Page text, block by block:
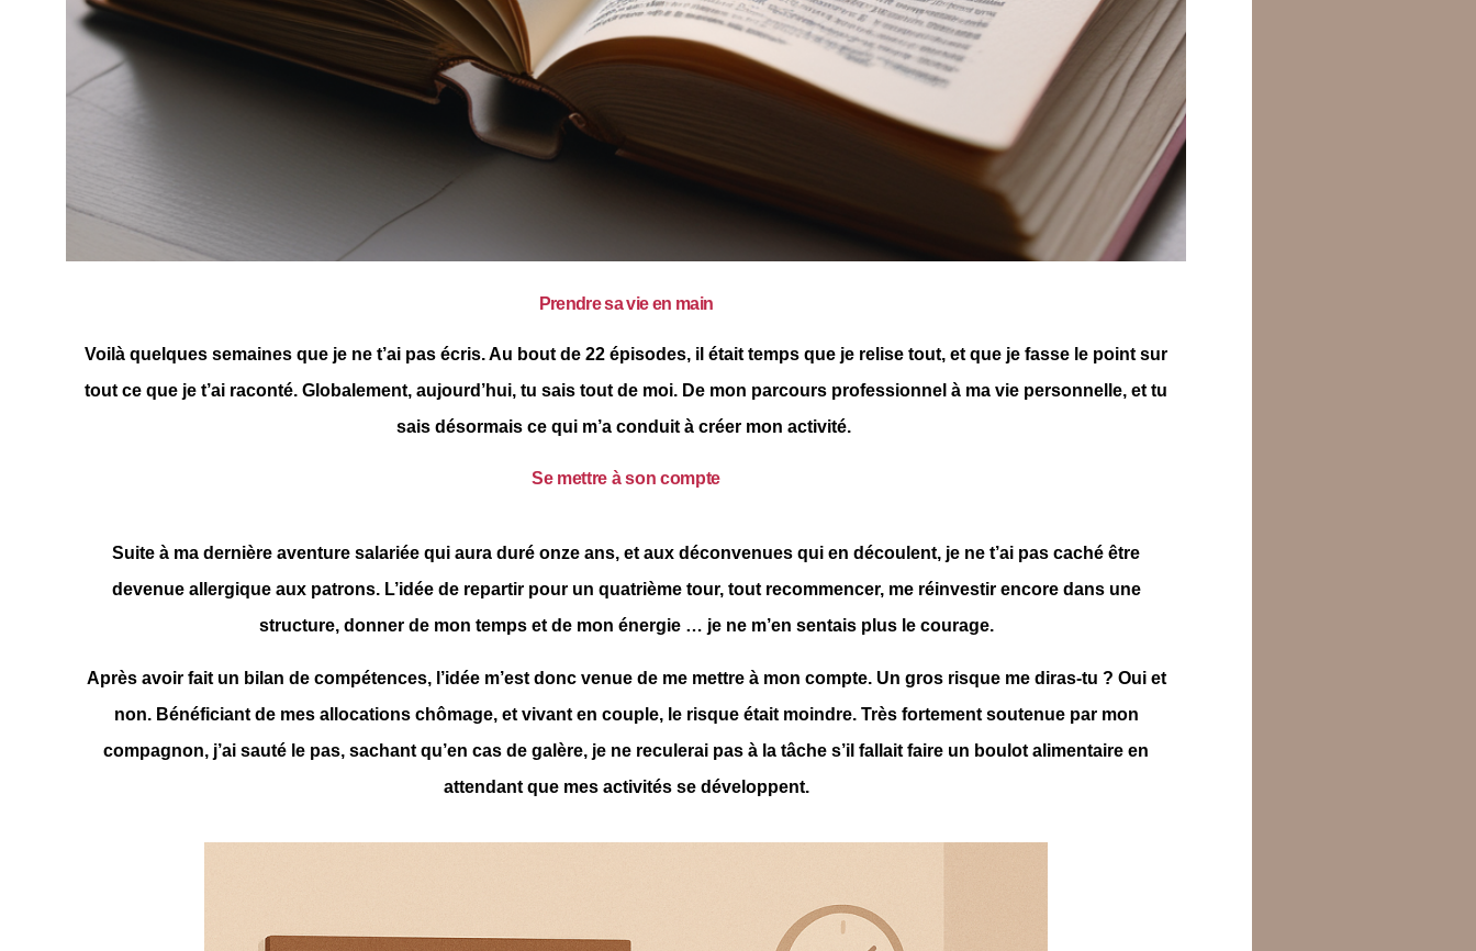
Prendre sa vie en main
Voilà quelques semaines que je ne t’ai pas écris. Au bout de 22 épisodes, il était temps que je relise tout, et que je fasse le point sur
tout ce que je t’ai raconté. Globalement, aujourd’hui, tu sais tout de moi. De mon parcours professionnel à ma vie personnelle, et tu
sais désormais ce qui m’a conduit à créer mon activité.
Se mettre à son compte
Suite à ma dernière aventure salariée qui aura duré onze ans, et aux déconvenues qui en découlent, je ne t’ai pas caché être
devenue allergique aux patrons. L’idée de repartir pour un quatrième tour, tout recommencer, me réinvestir encore dans une
structure, donner de mon temps et de mon énergie … je ne m’en sentais plus le courage.
Après avoir fait un bilan de compétences, l’idée m’est donc venue de me mettre à mon compte. Un gros risque me diras-tu ? Oui et
non. Bénéficiant de mes allocations chômage, et vivant en couple, le risque était moindre. Très fortement soutenue par mon
compagnon, j’ai sauté le pas, sachant qu’en cas de galère, je ne reculerai pas à la tâche s’il fallait faire un boulot alimentaire en
attendant que mes activités se développent.